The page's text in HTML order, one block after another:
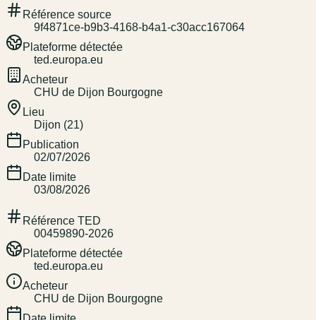
Référence source
9f4871ce-b9b3-4168-b4a1-c30acc167064
Plateforme détectée
ted.europa.eu
Acheteur
CHU de Dijon Bourgogne
Lieu
Dijon (21)
Publication
02/07/2026
Date limite
03/08/2026
Référence TED
00459890-2026
Plateforme détectée
ted.europa.eu
Acheteur
CHU de Dijon Bourgogne